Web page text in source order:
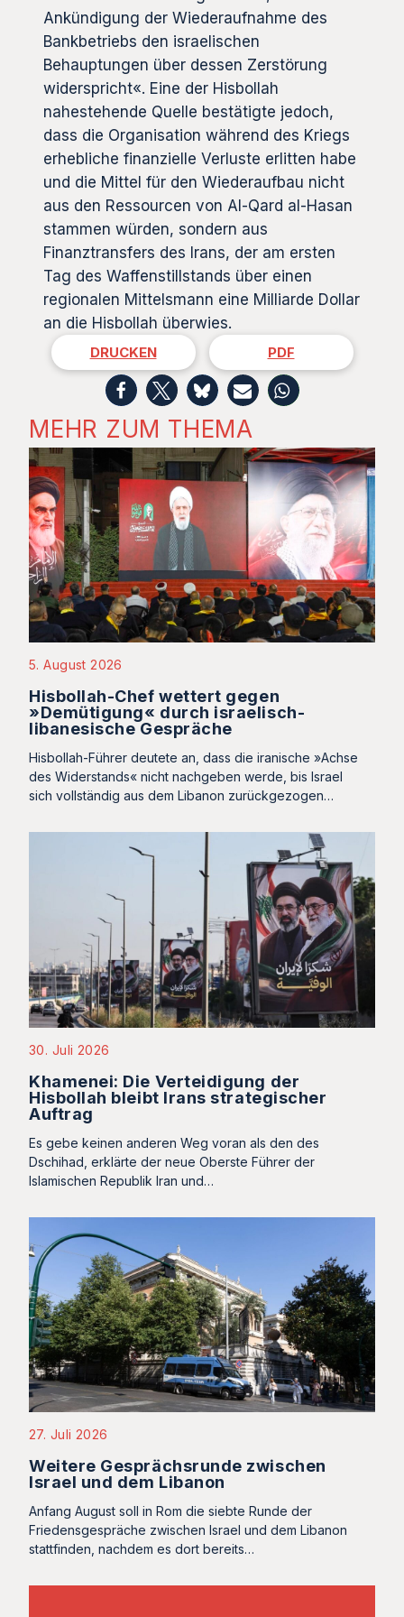
Ankündigung der Wiederaufnahme des
Bankbetriebs den israelischen
Behauptungen über dessen Zerstörung
widerspricht«. Eine der Hisbollah
nahestehende Quelle bestätigte jedoch,
dass die Organisation während des Kriegs
erhebliche finanzielle Verluste erlitten habe
und die Mittel für den Wiederaufbau nicht
aus den Ressourcen von Al-Qard al-Hasan
stammen würden, sondern aus
Finanztransfers des Irans, der am ersten
Tag des Waffenstillstands über einen
regionalen Mittelsmann eine Milliarde Dollar
an die Hisbollah überwies.
DRUCKEN PDF
MEHR ZUM THEMA
5. August 2026
Hisbollah-Chef wettert gegen
»Demütigung« durch israelisch-
libanesische Gespräche
Hisbollah-Führer deutete an, dass die iranische »Achse
des Widerstands« nicht nachgeben werde, bis Israel
sich vollständig aus dem Libanon zurückgezogen…
30. Juli 2026
Khamenei: Die Verteidigung der
Hisbollah bleibt Irans strategischer
Auftrag
Es gebe keinen anderen Weg voran als den des
Dschihad, erklärte der neue Oberste Führer der
Islamischen Republik Iran und…
27. Juli 2026
Weitere Gesprächsrunde zwischen
Israel und dem Libanon
Anfang August soll in Rom die siebte Runde der
Friedensgespräche zwischen Israel und dem Libanon
stattfinden, nachdem es dort bereits…